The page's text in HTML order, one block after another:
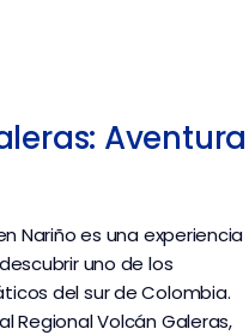
Aventura
Nariño es una experiencia
uno de los
del sur de Colombia.
Regional Volcán Galeras,